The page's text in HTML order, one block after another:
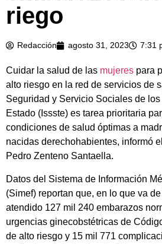
riego
Redacción agosto 31, 2023 7:31
Cuidar la salud de las mujeres para
alto riesgo en la red de servicios de
Seguridad y Servicio Sociales de los
Estado (Issste) es tarea prioritaria
condiciones de salud óptimas a
nacidas derechohabientes, informó
Pedro Zenteno Santaella.
Datos del Sistema de Información
(Simef) reportan que, en lo que va
atendido 127 mil 240 embarazos
urgencias ginecobstétricas de
de alto riesgo y 15 mil 771